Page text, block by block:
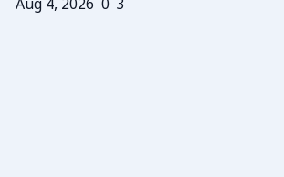
Aug 4, 2026 0 3